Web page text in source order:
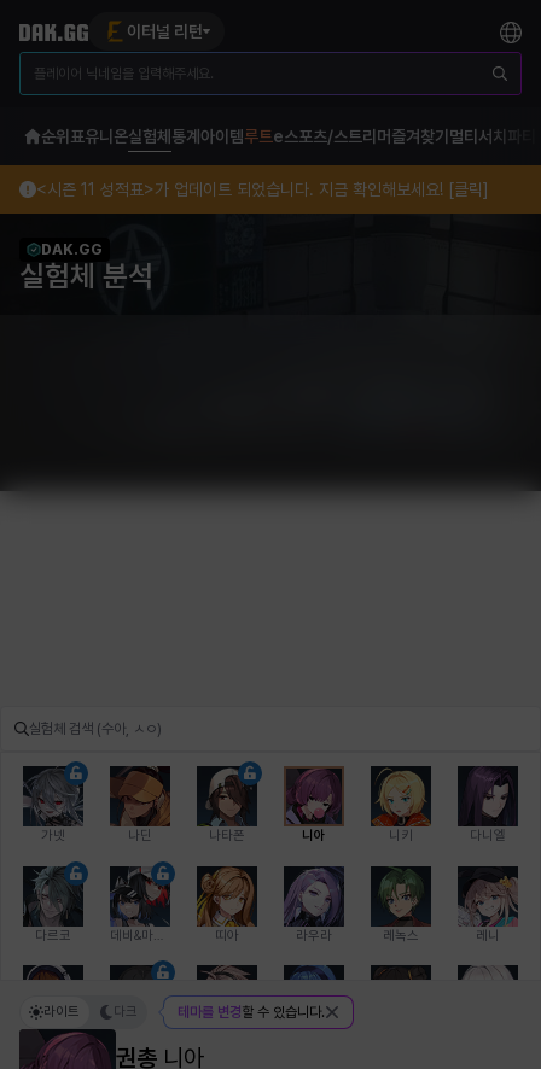
이터널 리턴
순위표유니온실험체 통계 아이템루트e스포츠/스트리머 즐겨찾기 멀티서치 파티
<시즌 11 성적표>가 업데이트 되었습니다. 지금 확인해보세요! [클릭]
DAK.GG
실험체 분석
가넷 나딘 나타폰 니아 니키 다니엘
다르코 띠아 라우라 레녹스 레니
레온 루크 르노어
권총 니아
라이트 다크 테마를 변경할 수 있습니다.